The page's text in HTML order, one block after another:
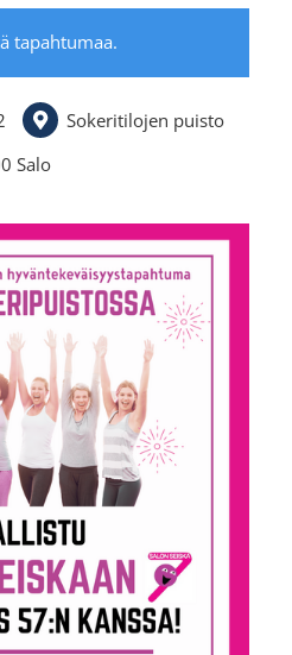
tapahtumaa.
Sokeritilojen puisto
Salo